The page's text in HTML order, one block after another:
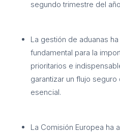
segundo trimestre del
La gestión de aduanas
fundamental para la
prioritarios e
garantizar un flujo
esencial.
La Comisión Europea ha